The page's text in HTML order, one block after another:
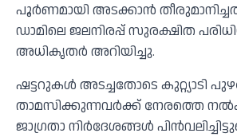
പൂര്‍ണമായി അടക്കാന്‍
ഡാമിലെ ജലനിരപ്പ് സുരക്ഷിത
അധികൃതര്‍ അറിയിച്ചു.
ഷട്ടറുകള്‍ അടച്ചതോടെ കുറ്റ്യാടി
താമസിക്കുന്നവര്‍ക്ക് നേരത്തെ
ജാഗ്രതാ നിര്‍ദേശങ്ങള്‍